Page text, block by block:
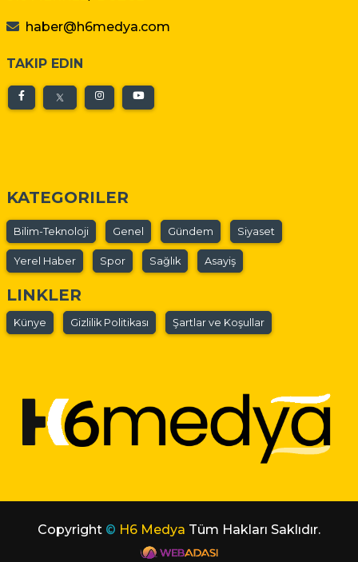
haber@h6medya.com
TAKIP EDIN
KATEGORILER
Bilim-Teknoloji Genel Gündem Siyaset
Yerel Haber Spor Sağlık Asayiş
LINKLER
Künye Gizlilik Politikası Şartlar ve Koşullar
Copyright © H6 Medya Tüm Hakları Saklıdır.